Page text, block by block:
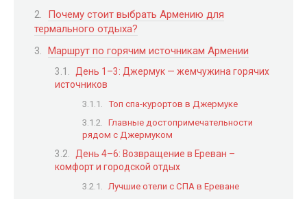
Почему стоит выбрать Армению для
термального отдыха?
Маршрут по горячим источникам Армении
День 1–3: Джермук — жемчужина горячих
источников
Топ спа-курортов в Джермуке
Главные достопримечательности
рядом с Джермуком
День 4–6: Возвращение в Ереван –
комфорт и городской отдых
Лучшие отели с СПА в Ереване